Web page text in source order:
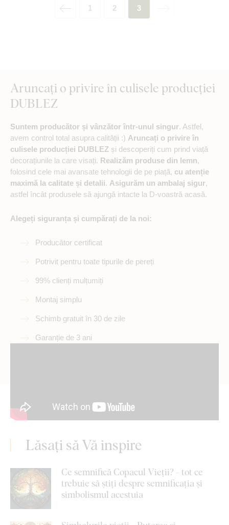
1 2 3
Aruncați o privire în culisele producției
DUBLEZ
Suntem producător și vânzător într-unul singur. Astfel,
avem control total asupra calității :) Aruncați o privire în
culisele producției DUBLEZ și descoperiți cum prind viață
decorațiunile la care visați. Realizăm produse din lemn,
folosind cele mai avansate tehnologii de pe piață, cu atenție
maximă la calitate și detalii. Asigurăm un ambalaj sigur,
astfel încât produsele să ajungă intacte la D-voastră acasă.
Alegeți siguranța și cumpărați de la noi:
Producător certificat
Potrivit pentru toate tipurile de pereți
99% clienți mulțumiți
Montaj simplu
Schimb gratuit în 30 de zile
Garanție de 3 ani
Lăsați să Vă inspire
Ce semnifică Copacul Vieții? - tot ce
trebuie să știți despre semnificația și
simbolismul acestuia